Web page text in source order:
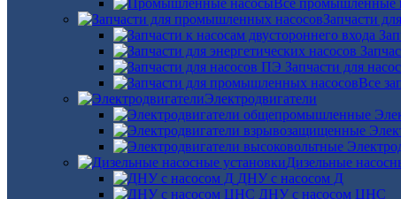
Все промышленные
Запчасти
Запчасти для
Все
Электродвигатели
Дизельные
ДНУ с насосом Д
ДНУ с насосом ЦНС